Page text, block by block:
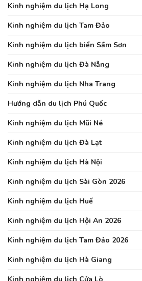
Kinh nghiệm du lịch Hạ Long
Kinh nghiệm du lịch Tam Đảo
Kinh nghiệm du lịch biển Sầm Sơn
Kinh nghiệm du lịch Đà Nẵng
Kinh nghiệm du lịch Nha Trang
Hướng dẫn du lịch Phú Quốc
Kinh nghiệm du lịch Mũi Né
Kinh nghiệm du lịch Đà Lạt
Kinh nghiệm du lịch Hà Nội
Kinh nghiệm du lịch Sài Gòn 2026
Kinh nghiệm du lịch Huế
Kinh nghiệm du lịch Hội An 2026
Kinh nghiệm du lịch Tam Đảo 2026
Kinh nghiệm du lịch Hà Giang